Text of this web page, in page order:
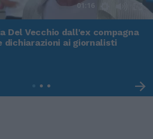
01:16
Del Vecchio dall'ex compagna
dichiarazioni ai giornalisti